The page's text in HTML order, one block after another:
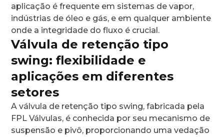
aplicação é frequente em sistemas de vapor,
indústrias de óleo e gás, e em qualquer ambiente
onde a integridade do fluxo é crucial.
Válvula de retenção tipo
swing: flexibilidade e
aplicações em diferentes
setores
A válvula de retenção tipo swing, fabricada pela
FPL Válvulas, é conhecida por seu mecanismo de
suspensão e pivô, proporcionando uma vedação